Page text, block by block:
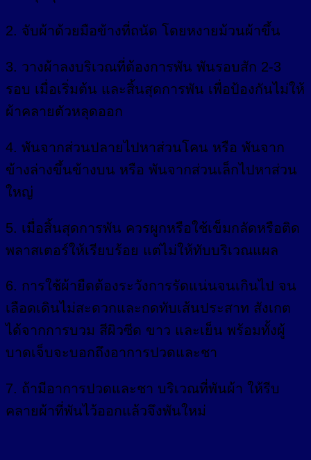
2. จับผ้าด้วยมือข้างที่ถนัด โดยหงายม้วนผ้าขึ้น
3. วางผ้าลงบริเวณที่ต้องการพัน พันรอบสัก 2-3
รอบ เมื่อเริ่มต้น และสิ้นสุดการพัน เพื่อป้องกันไม่ให้
ผ้าคลายตัวหลุดออก
4. พันจากส่วนปลายไปหาส่วนโคน หรือ พันจาก
ข้างล่างขึ้นข้างบน หรือ พันจากส่วนเล็กไปหาส่วน
ใหญ่
5. เมื่อสิ้นสุดการพัน ควรผูกหรือใช้เข็มกลัดหรือติด
พลาสเตอร์ให้เรียบร้อย แต่ไม่ให้ทับบริเวณแผล
6. การใช้ผ้ายืดต้องระวังการรัดแน่นจนเกินไป จน
เลือดเดินไม่สะดวกและกดทับเส้นประสาท สังเกต
ได้จากการบวม สีผิวซีด ขาว และเย็น พร้อมทั้งผู้
บาดเจ็บจะบอกถึงอาการปวดและชา
7. ถ้ามีอาการปวดและชา บริเวณที่พันผ้า ให้รีบ
คลายผ้าที่พันไว้ออกแล้วจึงพันใหม่